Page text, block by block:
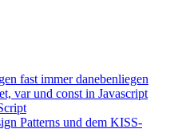
fast immer danebenliegen
var und const in Javascript
Patterns und dem KISS-